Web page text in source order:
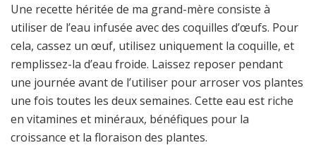
Une recette héritée de ma grand-mère consiste à
utiliser de l’eau infusée avec des coquilles d’œufs. Pour
cela, cassez un œuf, utilisez uniquement la coquille, et
remplissez-la d’eau froide. Laissez reposer pendant
une journée avant de l’utiliser pour arroser vos plantes
une fois toutes les deux semaines. Cette eau est riche
en vitamines et minéraux, bénéfiques pour la
croissance et la floraison des plantes.